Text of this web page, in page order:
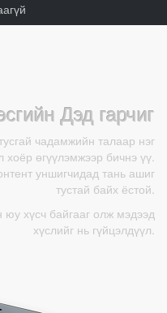
Дэд гарчиг
чадамжийн талаар нэг
хоёр өгүүлэмжээр бичнэ үү.
уншигчидад тань ашиг
тустай байх ёстой.
юу хүсч байгааг олж мэдээд
хүслийг нь гүйцэлдүүл.